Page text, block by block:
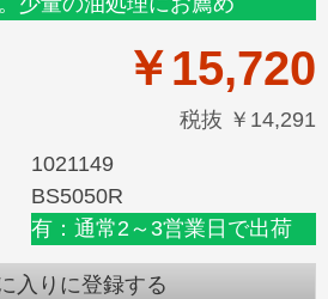
￥15,720
税抜 ￥14,291
1021149
BS5050R
有：通常2～3営業日で出荷
入りに登録する